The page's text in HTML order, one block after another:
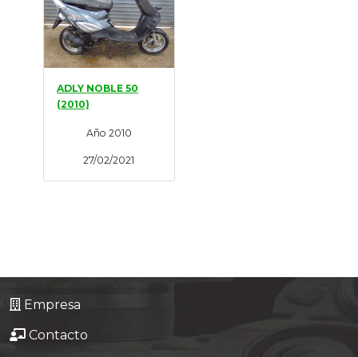
Formulario
Empresa
Contacto
ADLY NOBLE 50
(2010)
Año 2010
27/02/2021
Empresa
Contacto